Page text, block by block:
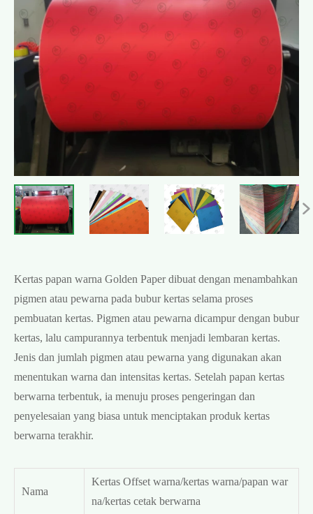

Kertas papan warna Golden Paper dibuat dengan menambahkan
pigmen atau pewarna pada bubur kertas selama proses
pembuatan kertas. Pigmen atau pewarna dicampur dengan bubur
kertas, lalu campurannya terbentuk menjadi lembaran kertas.
Jenis dan jumlah pigmen atau pewarna yang digunakan akan
menentukan warna dan intensitas kertas. Setelah papan kertas
berwarna terbentuk, ia menuju proses pengeringan dan
penyelesaian yang biasa untuk menciptakan produk kertas
berwarna terakhir.
Nama
Kertas Offset warna/kertas warna/papan war
na/kertas cetak berwarna